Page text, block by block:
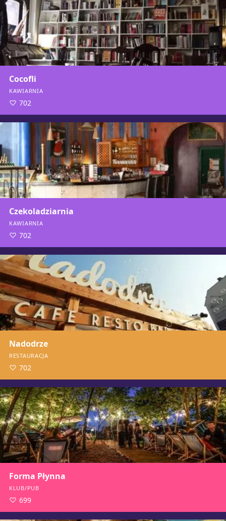
Cocofli
KAWIARNIA
702
Czekoladziarnia
KAWIARNIA
702
Nadodrze
RESTAURACJA
702
Forma Płynna
KLUB/PUB
699